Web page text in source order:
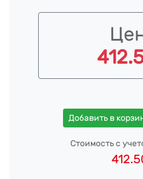
Добавить в
Стоимость с